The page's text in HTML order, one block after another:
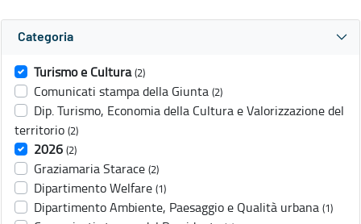
Categoria
Turismo e Cultura (2)
Comunicati stampa della Giunta (2)
Dip. Turismo, Economia della Cultura e Valorizzazione del
territorio (2)
2026 (2)
Graziamaria Starace (2)
Dipartimento Welfare (1)
Dipartimento Ambiente, Paesaggio e Qualità urbana (1)